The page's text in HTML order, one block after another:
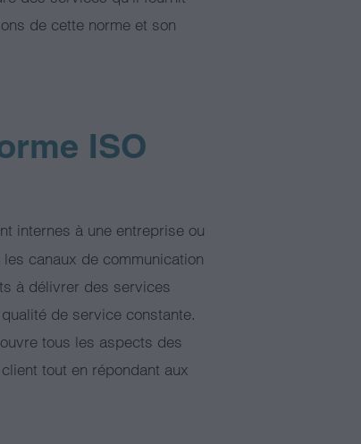
de cette norme et son
ISO
internes à une entreprise ou
canaux de communication
à délivrer des services
de service constante.
tous les aspects des
tout en répondant aux